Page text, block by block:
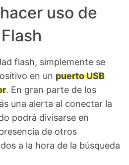
uso de
flash, simplemente se
en un puerto USB
. En gran parte de los
una alerta al conectar la
podrá divisarse en
de otros
a la hora de la búsqueda